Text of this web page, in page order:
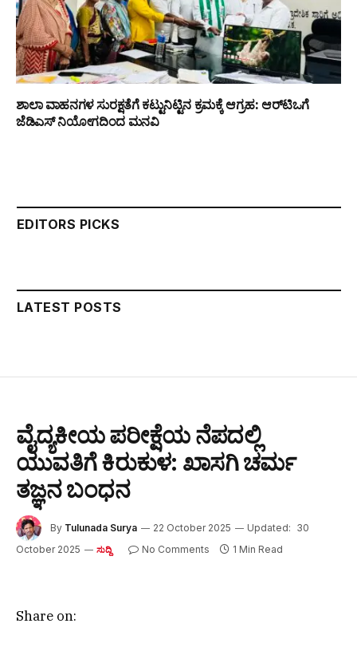
ಶಾಲಾ ವಾಹನಗಳ ಸುರಕ್ಷತೆಗೆ ಕಟ್ಟುನಿಟ್ಟಿನ ಕ್ರಮಕ್ಕೆ ಆಗ್ರಹ: ಆರ್‌ಟಿಒಗೆ
ಜೆಡಿಎಸ್ ನಿಯೋಗದಿಂದ ಮನವಿ
EDITORS PICKS
LATEST POSTS
ವೈದ್ಯಕೀಯ ಪರೀಕ್ಷೆಯ ನೆಪದಲ್ಲಿ
ಯುವತಿಗೆ ಕಿರುಕುಳ: ಖಾಸಗಿ ಚರ್ಮ
ತಜ್ಞನ ಬಂಧನ
By Tulunada Surya 22 October 2025 Updated: 30
October 2025
ಸುದ್ದಿ No Comments 1 Min Read
Share on: